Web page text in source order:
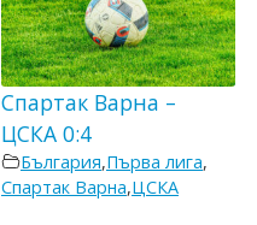
Спартак Варна –
ЦСКА 0:4
България,Първа лига,
Спартак Варна,ЦСКА